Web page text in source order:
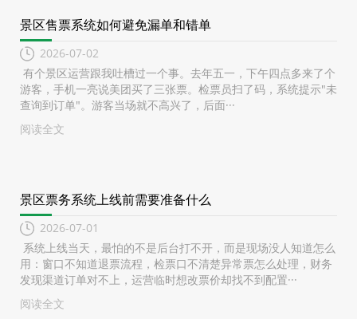
景区售票系统如何避免漏单和错单
2026-07-02
有个景区运营跟我吐槽过一个事。去年五一，下午四点多来了个
游客，手机一亮说美团买了三张票。检票员扫了码，系统提示"未
查询到订单"。游客当场就不高兴了，后面···
阅读全文
景区票务系统上线前需要准备什么
2026-07-01
系统上线当天，最怕的不是后台打不开，而是现场没人知道怎么
用：窗口不知道退票流程，检票口不清楚异常票怎么处理，财务
发现渠道订单对不上，运营临时想改票价却找不到配置···
阅读全文